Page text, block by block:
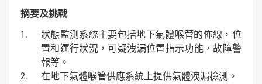
摘要及挑戰
狀態監測系統主要包括地下氣體喉管的佈線，位
置和運行狀況，可疑洩漏位置指示功能，故障警
報等。
在地下氣體喉管供應系統上提供氣體洩漏檢測。